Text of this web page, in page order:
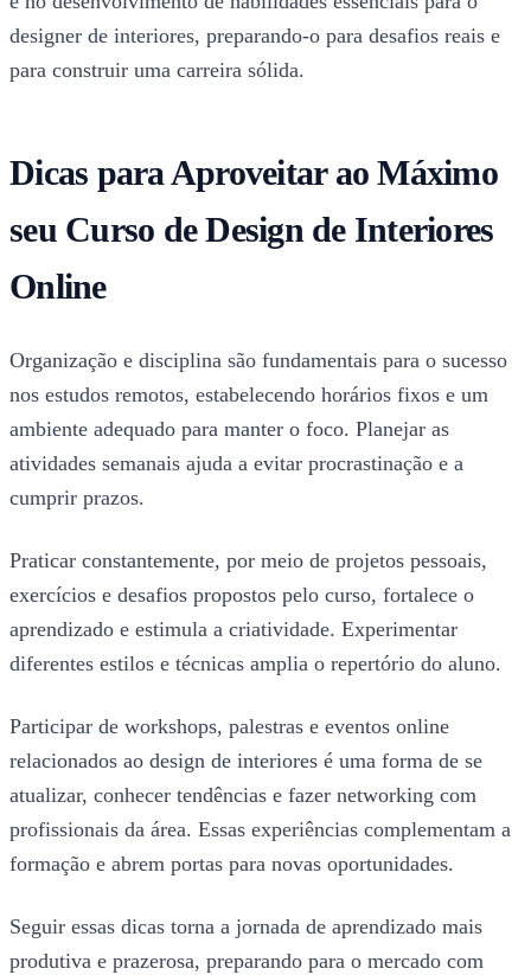
designer de interiores, preparando-o para desafios reais e
para construir uma carreira sólida.
Dicas para Aproveitar ao Máximo
seu Curso de Design de Interiores
Online
Organização e disciplina são fundamentais para o sucesso
nos estudos remotos, estabelecendo horários fixos e um
ambiente adequado para manter o foco. Planejar as
atividades semanais ajuda a evitar procrastinação e a
cumprir prazos.
Praticar constantemente, por meio de projetos pessoais,
exercícios e desafios propostos pelo curso, fortalece o
aprendizado e estimula a criatividade. Experimentar
diferentes estilos e técnicas amplia o repertório do aluno.
Participar de workshops, palestras e eventos online
relacionados ao design de interiores é uma forma de se
atualizar, conhecer tendências e fazer networking com
profissionais da área. Essas experiências complementam a
formação e abrem portas para novas oportunidades.
Seguir essas dicas torna a jornada de aprendizado mais
produtiva e prazerosa, preparando para o mercado com